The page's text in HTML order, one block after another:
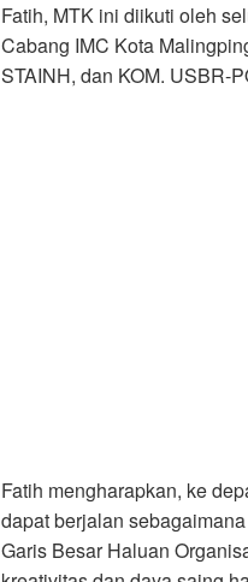
Fatih, MTK ini diikuti oleh
Cabang IMC Kota
STAINH, dan KOM. USBR-
Fatih mengharapkan, ke
dapat berjalan
Garis Besar Haluan